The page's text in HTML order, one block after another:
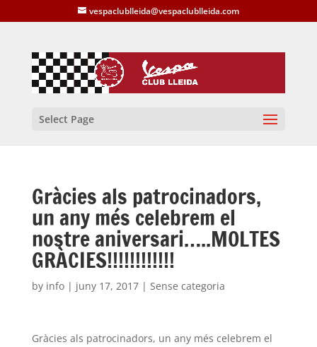
vespaclublleida@vespaclublleida.com
Select Page
Gràcies als patrocinadors,
un any més celebrem el
nostre aniversari…..MOLTES
GRÀCIES!!!!!!!!!!!!
by info| juny 17, 2017| Sense categoria
Gràcies als patrocinadors, un any més celebrem el